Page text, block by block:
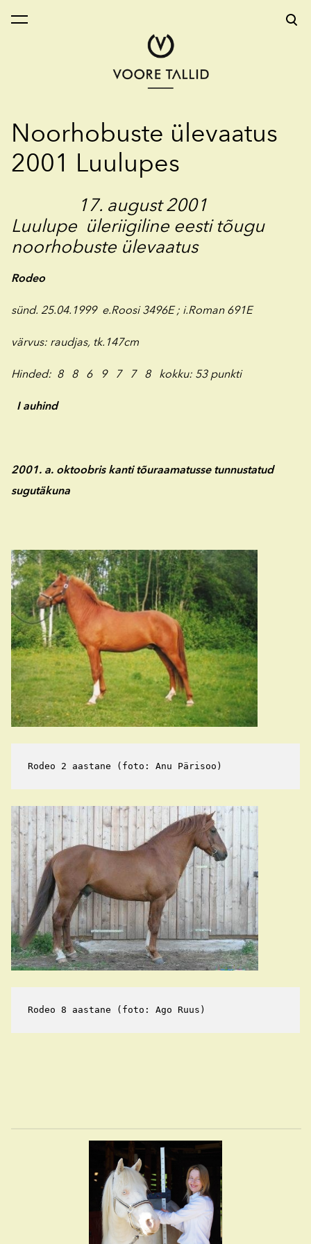
lisati ostukorvi.
Noorhobuste ülevaatus
2001 Luulupes
17. august 2001
Luulupe üleriigiline eesti tõugu
noorhobuste ülevaatus
Rodeo
sünd. 25.04.1999 e.Roosi 3496E ; i.Roman 691E
värvus: raudjas, tk.147cm
Hinded: 8 8 6 9 7 7 8 kokku: 53 punkti
I auhind
2001. a. oktoobris kanti tõuraamatusse tunnustatud
sugutäkuna
Rodeo 2 aastane (foto: Anu Pärisoo)
Rodeo 8 aastane (foto: Ago Ruus)